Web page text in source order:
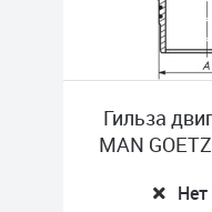
Гильза
MAN